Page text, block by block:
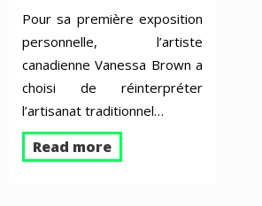
Pour sa première exposition
personnelle, l’artiste
canadienne Vanessa Brown a
choisi de réinterpréter
l’artisanat traditionnel…
Read more